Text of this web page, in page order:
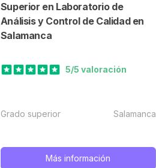
Superior en Laboratorio de
Análisis y Control de Calidad en
Salamanca
5/5 valoración
Grado superior Salamanca
Más información